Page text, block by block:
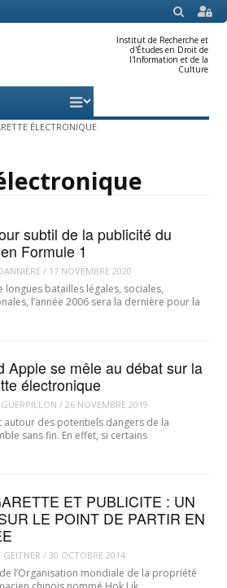
SEARCH
Institut de Recherche et
d'Études en Droit de
l'Information et de la
Culture
ÉLECTRONIQUE
subtil de la publicité du
Formule 1
/ 17 NOVEMBRE 2020
longues batailles légales, sociales,
l’année 2006 sera la dernière pour la
Apple se mêle au débat sur la
électronique
/ 26 NOVEMBRE 2019
autour des potentiels dangers de la
sans fin. En effet, si certains
ET PUBLICITE : UN
LE POINT DE PARTIR EN
/ 30 OCTOBRE 2014
l’Organisation mondiale de la propriété